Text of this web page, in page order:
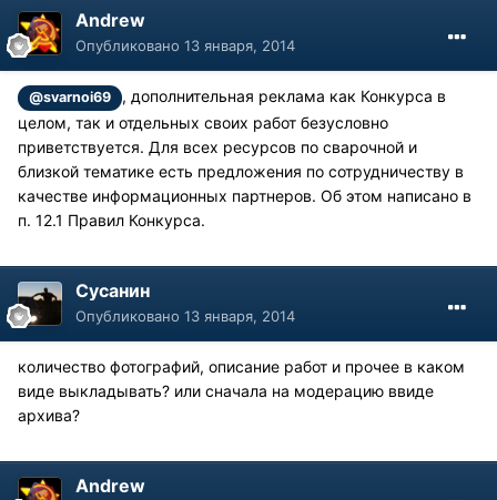
Andrew
Опубликовано 13 января, 2014
@svarnoi69
, дополнительная реклама как Конкурса в
целом, так и отдельных своих работ безусловно
приветствуется. Для всех ресурсов по сварочной и
близкой тематике есть предложения по сотрудничеству в
качестве информационных партнеров. Об этом написано в
п. 12.1 Правил Конкурса.
Сусанин
Опубликовано 13 января, 2014
количество фотографий, описание работ и прочее в каком
виде выкладывать? или сначала на модерацию ввиде
архива?
Andrew